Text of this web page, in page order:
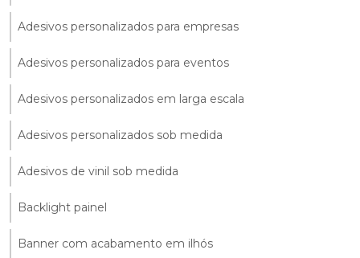
Adesivos personalizados para empresas
Adesivos personalizados para eventos
Adesivos personalizados em larga escala
Adesivos personalizados sob medida
Adesivos de vinil sob medida
Backlight painel
Banner com acabamento em ilhós